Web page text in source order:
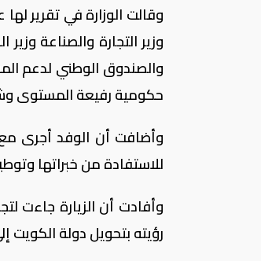
وزير التجارة والصناعة
حكومية رفيعة المستوى
وأضافت أن الوفد أجرى
للاستفادة من خبراتها
وأفادت أن الزيارة جاءت
رؤيته بتحويل دولة